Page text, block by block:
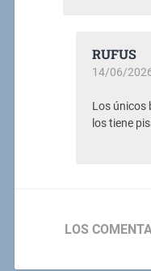
RUFUS
14/06/
Los únicos
los tiene
LOS